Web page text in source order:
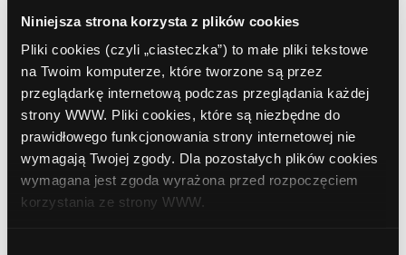
Niniejsza strona korzysta z plików cookies
Pliki cookies (czyli „ciasteczka”) to małe pliki tekstowe
na Twoim komputerze, które tworzone są przez
przeglądarkę internetową podczas przeglądania każdej
strony WWW. Pliki cookies, które są niezbędne do
prawidłowego funkcjonowania strony internetowej nie
wymagają Twojej zgody. Dla pozostałych plików cookies
wymagana jest zgoda wyrażona przed rozpoczęciem
korzystania ze strony WWW.
grudzień 2022
listopad 2022
październik 2022
wrzesień 2022
sierpień 2022
lipiec 2022